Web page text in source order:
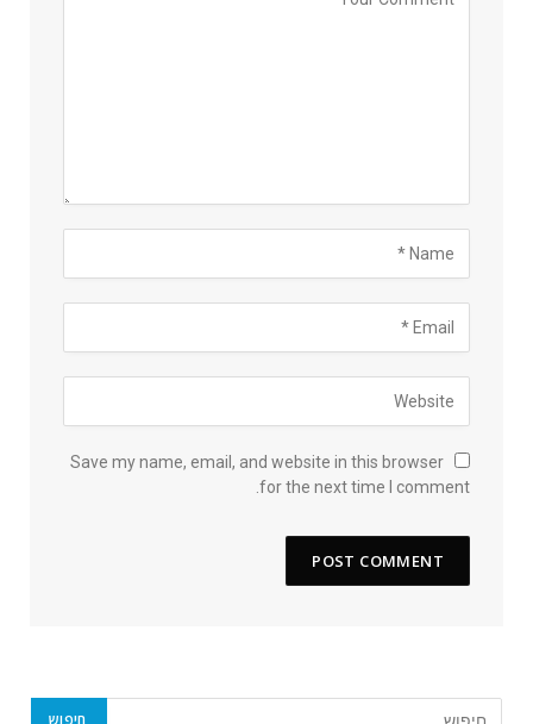
Save my name, email, and website in this browser
for the next time I comment.